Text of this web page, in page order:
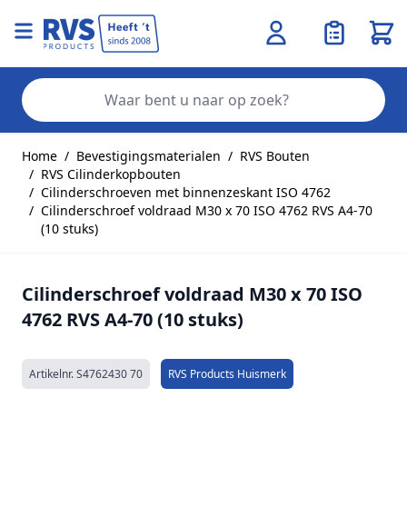
Home / Bevestigingsmaterialen / RVS Bouten
/ RVS Cilinderkopbouten
/ Cilinderschroeven met binnenzeskant ISO 4762
/ Cilinderschroef voldraad M30 x 70 ISO 4762 RVS A4-70
(10 stuks)
Cilinderschroef voldraad M30 x 70 ISO
4762 RVS A4-70 (10 stuks)
Artikelnr.S4762430 70 RVS Products Huismerk